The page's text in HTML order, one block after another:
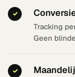
✓
Tracking
Geen
✓